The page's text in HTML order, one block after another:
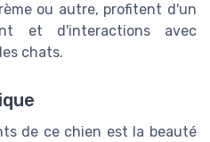
ou autre, profitent d'un
et d'interactions avec
chats.
de ce chien est la beauté